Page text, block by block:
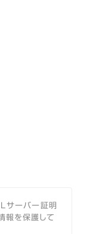
サーバー証明
報を保護して